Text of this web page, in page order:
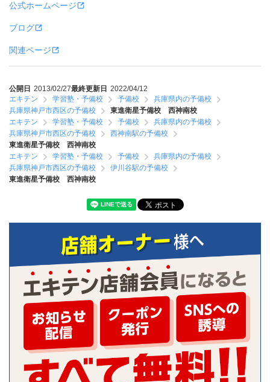
公式ホームページ
ブログ
関連ページ
公開日 2013/02/27最終更新日 2022/04/12
エキテン
学習塾・予備校 予備校
兵庫県内の予備校
兵庫県神戸市西区の予備校
東進衛星予備校 西神南校
エキテン
学習塾・予備校 予備校
兵庫県内の予備校
兵庫県神戸市西区の予備校
西神南駅の予備校
東進衛星予備校 西神南校
エキテン
学習塾・予備校 予備校
兵庫県内の予備校
兵庫県神戸市西区の予備校
伊川谷駅の予備校
東進衛星予備校 西神南校